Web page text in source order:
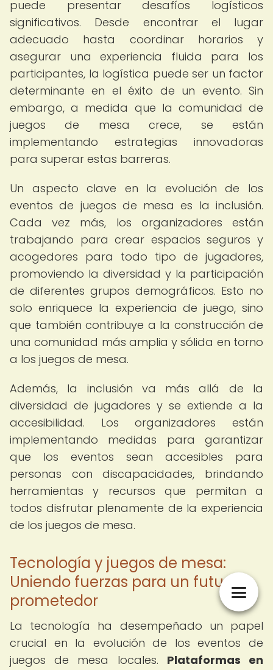
puede presentar desafíos logísticos
significativos. Desde encontrar el lugar
adecuado hasta coordinar horarios y
asegurar una experiencia fluida para los
participantes, la logística puede ser un factor
determinante en el éxito de un evento. Sin
embargo, a medida que la comunidad de
juegos de mesa crece, se están
implementando estrategias innovadoras
para superar estas barreras.
Un aspecto clave en la evolución de los
eventos de juegos de mesa es la inclusión.
Cada vez más, los organizadores están
trabajando para crear espacios seguros y
acogedores para todo tipo de jugadores,
promoviendo la diversidad y la participación
de diferentes grupos demográficos. Esto no
solo enriquece la experiencia de juego, sino
que también contribuye a la construcción de
una comunidad más amplia y sólida en torno
a los juegos de mesa.
Además, la inclusión va más allá de la
diversidad de jugadores y se extiende a la
accesibilidad. Los organizadores están
implementando medidas para garantizar
que los eventos sean accesibles para
personas con discapacidades, brindando
herramientas y recursos que permitan a
todos disfrutar plenamente de la experiencia
de los juegos de mesa.
Tecnología y juegos de mesa:
Uniendo fuerzas para un futuro
prometedor
La tecnología ha desempeñado un papel
crucial en la evolución de los eventos de
juegos de mesa locales. Plataformas en